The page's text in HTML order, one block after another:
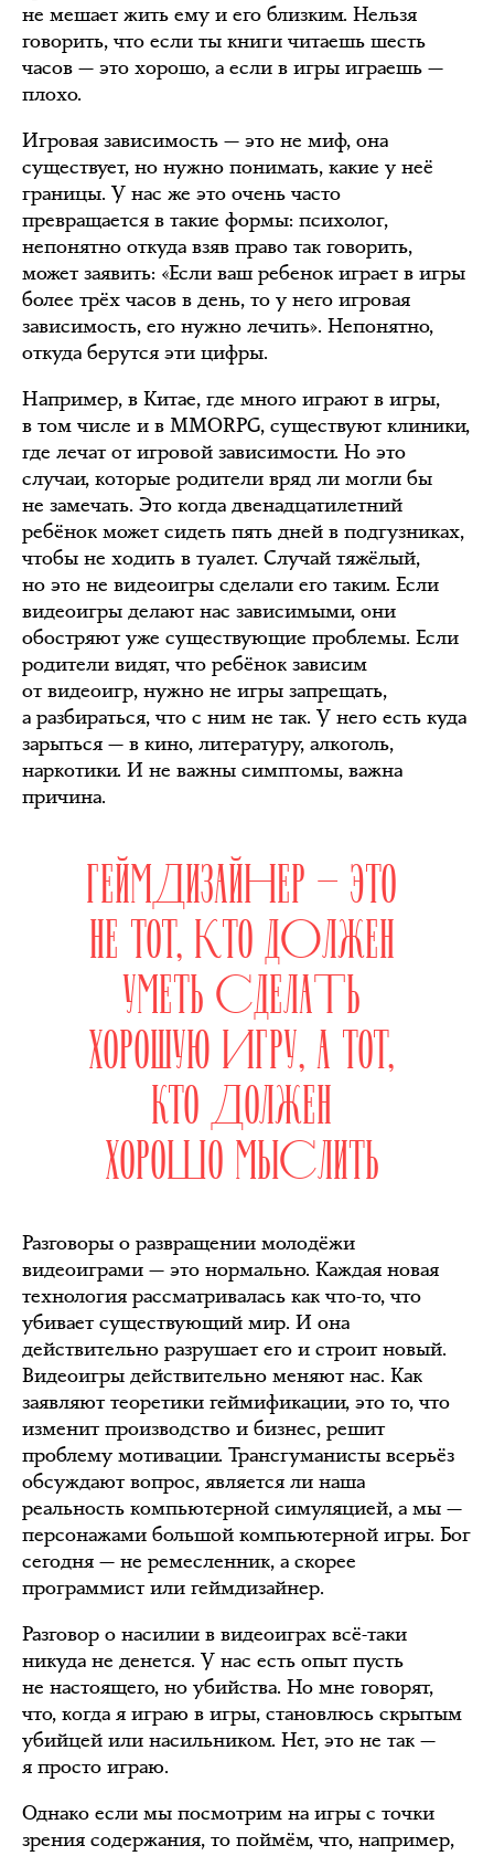
не мешает жить ему и его близким. Нельзя
говорить, что если ты книги читаешь шесть
часов — это хорошо, а если в игры играешь —
плохо.
Игровая зависимость — это не миф, она
существует, но нужно понимать, какие у неё
границы. У нас же это очень часто
превращается в такие формы: психолог,
непонятно откуда взяв право так говорить,
может заявить: «Если ваш ребенок играет в игры
более трёх часов в день, то у него игровая
зависимость, его нужно лечить». Непонятно,
откуда берутся эти цифры.
Например, в Китае, где много играют в игры,
в том числе и в MMORPG, существуют клиники,
где лечат от игровой зависимости. Но это
случаи, которые родители вряд ли могли бы
не замечать. Это когда двенадцатилетний
ребёнок может сидеть пять дней в подгузниках,
чтобы не ходить в туалет. Случай тяжёлый,
но это не видеоигры сделали его таким. Если
видеоигры делают нас зависимыми, они
обостряют уже существующие проблемы. Если
родители видят, что ребёнок зависим
от видеоигр, нужно не игры запрещать,
а разбираться, что с ним не так. У него есть куда
зарыться — в кино, литературу, алкоголь,
наркотики. И не важны симптомы, важна
причина.
ГЕЙМДИЗАЙНЕР — ЭТО
НЕ ТОТ, КТО ДОЛЖЕН
УМЕТЬ СДЕЛАТЬ
ХОРОШУЮ ИГРУ, А ТОТ,
КТО ДОЛЖЕН
ХОРОШО МЫСЛИТЬ
Разговоры о развращении молодёжи
видеоиграми — это нормально. Каждая новая
технология рассматривалась как что-то, что
убивает существующий мир. И она
действительно разрушает его и строит новый.
Видеоигры действительно меняют нас. Как
заявляют теоретики геймификации, это то, что
изменит производство и бизнес, решит
проблему мотивации. Трансгуманисты всерьёз
обсуждают вопрос, является ли наша
реальность компьютерной симуляцией, а мы —
персонажами большой компьютерной игры. Бог
сегодня — не ремесленник, а скорее
программист или геймдизайнер.
Разговор о насилии в видеоиграх всё-таки
никуда не денется. У нас есть опыт пусть
не настоящего, но убийства. Но мне говорят,
что, когда я играю в игры, становлюсь скрытым
убийцей или насильником. Нет, это не так —
я просто играю.
Однако если мы посмотрим на игры с точки
зрения содержания, то поймём, что, например,